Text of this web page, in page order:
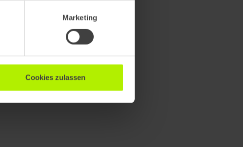
Marketing
Cookies zulassen